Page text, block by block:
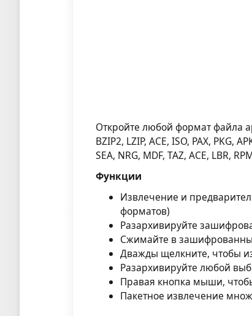
Откройте любой формат файла
BZIP2, LZIP, ACE, ISO, PAX, PKG,
SEA, NRG, MDF, TAZ, ACE, LBR,
Функции
Извлечение и
форматов)
Разархивируйте
Сжимайте в
Дважды щелкните, чтобы
Разархивируйте любой
Правая кнопка мыши,
Пакетное извлечение